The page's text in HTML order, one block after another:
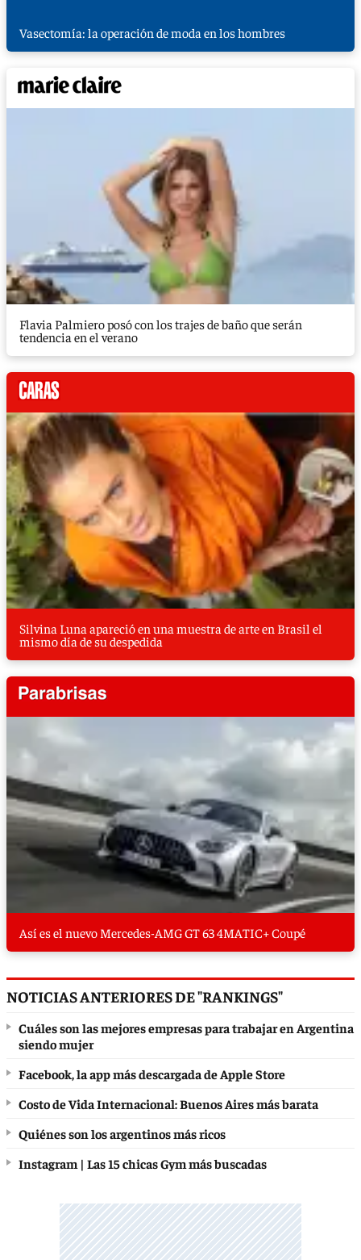
Vasectomía: la operación de moda en los hombres
Flavia Palmiero posó con los trajes de baño que serán
tendencia en el verano
Silvina Luna apareció en una muestra de arte en Brasil el
mismo día de su despedida
Así es el nuevo Mercedes-AMG GT 63 4MATIC+ Coupé
NOTICIAS ANTERIORES DE "RANKINGS"
Cuáles son las mejores empresas para trabajar en Argentina
siendo mujer
Facebook, la app más descargada de Apple Store
Costo de Vida Internacional: Buenos Aires más barata
Quiénes son los argentinos más ricos
Instagram | Las 15 chicas Gym más buscadas